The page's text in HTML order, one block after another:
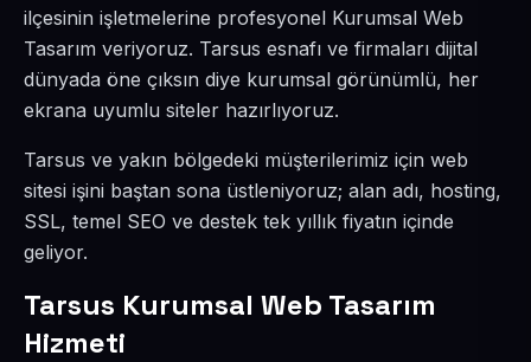
ilçesinin işletmelerine profesyonel Kurumsal Web
Tasarım veriyoruz. Tarsus esnafı ve firmaları dijital
dünyada öne çıksın diye kurumsal görünümlü, her
ekrana uyumlu siteler hazırlıyoruz.
Tarsus ve yakın bölgedeki müşterilerimiz için web
sitesi işini baştan sona üstleniyoruz; alan adı, hosting,
SSL, temel SEO ve destek tek yıllık fiyatın içinde
geliyor.
Tarsus Kurumsal Web Tasarım
Hizmeti